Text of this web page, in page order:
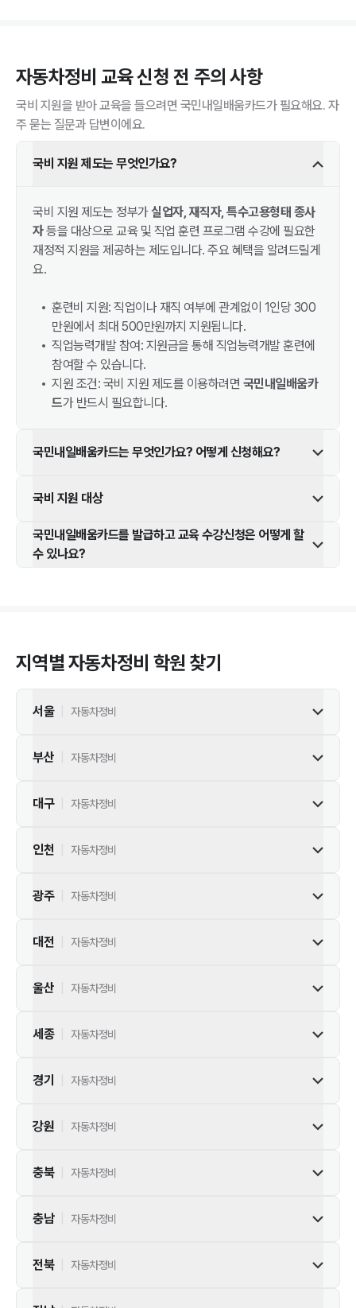
자동차정비 교육 신청 전 주의 사항
국비 지원을 받아 교육을 들으려면 국민내일배움카드가 필요해요. 자
주 묻는 질문과 답변이에요.
국비 지원 제도는 무엇인가요?
국비 지원 제도는 정부가실업자, 재직자, 특수고용형태 종사
자등을 대상으로 교육 및 직업 훈련 프로그램 수강에 필요한
재정적 지원을 제공하는 제도입니다. 주요 혜택을 알려드릴게
요.
훈련비 지원: 직업이나 재직 여부에 관계없이 1인당 300
만원에서 최대 500만원까지 지원됩니다.
직업능력개발 참여: 지원금을 통해 직업능력개발 훈련에
참여할 수 있습니다.
지원 조건: 국비 지원 제도를 이용하려면 국민내일배움카
드가 반드시 필요합니다.
국민내일배움카드는 무엇인가요? 어떻게 신청해요?
국비 지원 대상
국민내일배움카드를 발급하고 교육 수강신청은 어떻게 할
수 있나요?
지역별자동차정비 학원 찾기
서울 자동차정비
부산 자동차정비
대구 자동차정비
인천 자동차정비
광주 자동차정비
대전 자동차정비
울산 자동차정비
세종 자동차정비
경기 자동차정비
강원 자동차정비
충북 자동차정비
충남 자동차정비
전북 자동차정비